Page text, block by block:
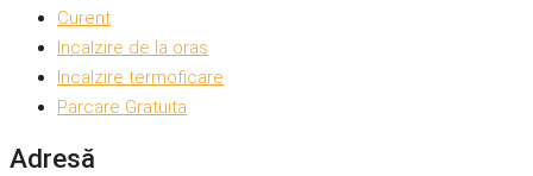
Curent
Incalzire de la oras
Incalzire termoficare
Parcare Gratuita
Adresă